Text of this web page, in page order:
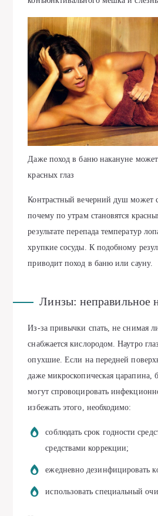
Даже поход в баню накануне
красных глаз
Контрастный вечерний душ может
почему по утрам становятся
результате перепада температур
хрупкие сосуды. К подобному
приводит поход в баню или сауну.
Линзы: неправильное
Из-за привычки спать, не снимая
снабжается кислородом. Наутро
опухшие. Если на передней
даже микроскопическая царапина,
могут спровоцировать
избежать этого, необходимо:
соблюдать срок годности
средствами коррекции;
ежедневно дезинфицировать
использовать специальный